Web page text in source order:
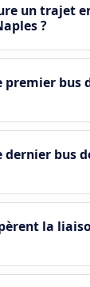
un trajet
?
bus
bus
la